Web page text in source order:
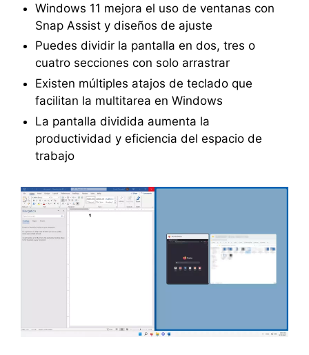
Windows 11 mejora el uso de ventanas con
Snap Assist y diseños de ajuste
Puedes dividir la pantalla en dos, tres o
cuatro secciones con solo arrastrar
Existen múltiples atajos de teclado que
facilitan la multitarea en Windows
La pantalla dividida aumenta la
productividad y eficiencia del espacio de
trabajo